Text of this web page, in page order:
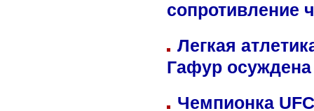
сопротивление
Легкая
Гафур осуждена
Чемпионка